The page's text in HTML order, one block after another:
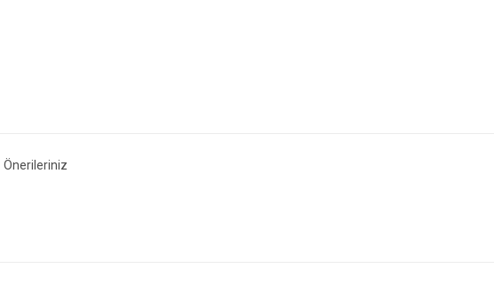
Önerileriniz